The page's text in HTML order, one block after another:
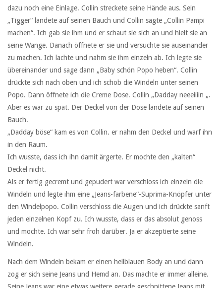
dazu noch eine Einlage. Collin streckete seine Hände aus. Sein
„Tigger“ landete auf seinen Bauch und Collin sagte „Collin Pampi
machen“. Ich gab sie ihm und er schaut sie sich an und hielt sie an
seine Wange. Danach öffnete er sie und versuchte sie auseinander
zu machen. Ich lachte und nahm sie ihm einzeln ab. Ich legte sie
übereinander und sage dann „Baby schön Popo heben“. Collin
drückte sich nach oben und ich schob die Windeln unter seinen
Popo. Dann öffnete ich die Creme Dose. Collin „Dadday neeeiiiin „.
Aber es war zu spät. Der Deckel von der Dose landete auf seinen
Bauch.
„Dadday böse“ kam es von Collin. er nahm den Deckel und warf ihn
in den Raum.
Ich wusste, dass ich ihn damit ärgerte. Er mochte den „kalten“
Deckel nicht.
Als er fertig gecremt und gepudert war verschloss ich einzeln die
Windeln und legte ihm eine „Jeans-farbene“-Suprima-Knöpfer unter
den Windelpopo. Collin verschloss die Augen und ich drückte sanft
jeden einzelnen Kopf zu. Ich wusste, dass er das absolut genoss
und mochte. Ich war sehr froh darüber. Ja er akzeptierte seine
Windeln.
Nach dem Windeln bekam er einen hellblauen Body an und dann
zog er sich seine Jeans und Hemd an. Das machte er immer alleine.